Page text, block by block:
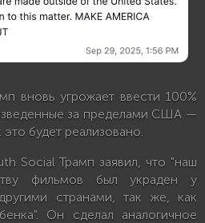
вновь угрожает ввести 100%
за пределами США —
будет реализовано.
Social Трамп заявил, что "наш
фильмов был украден у
странами, так же, как
Он сделал аналогичное